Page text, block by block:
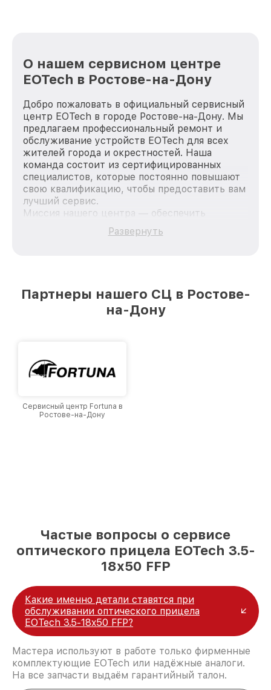
О нашем сервисном центре
EOTech в Ростове-на-Дону
Добро пожаловать в официальный сервисный
центр EOTech в городе Ростове-на-Дону. Мы
предлагаем профессиональный ремонт и
обслуживание устройств EOTech для всех
жителей города и окрестностей. Наша
команда состоит из сертифицированных
специалистов, которые постоянно повышают
свою квалификацию, чтобы предоставить вам
лучший сервис.
Миссия нашего центра — обеспечить
качественный и доступный ремонт для
каждого пользователя продукции EOTech, вне
лучшим сервисным центром EOTech в городе
Ростове-на-Дону, постоянно повышая уровень
Развернуть
Партнеры нашего СЦ в Ростове-
на-Дону
Сервисный центр Fortuna в
Ростове-на-Дону
Частые вопросы о сервисе
оптического прицела EOTech 3.5-
18x50 FFP
Какие именно детали ставятся при
обслуживании оптического прицела
EOTech 3.5-18x50 FFP?
Мастера используют в работе только фирменные
комплектующие EOTech или надёжные аналоги.
На все запчасти выдаём гарантийный талон.